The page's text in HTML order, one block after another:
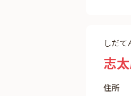
しだて
志
住所